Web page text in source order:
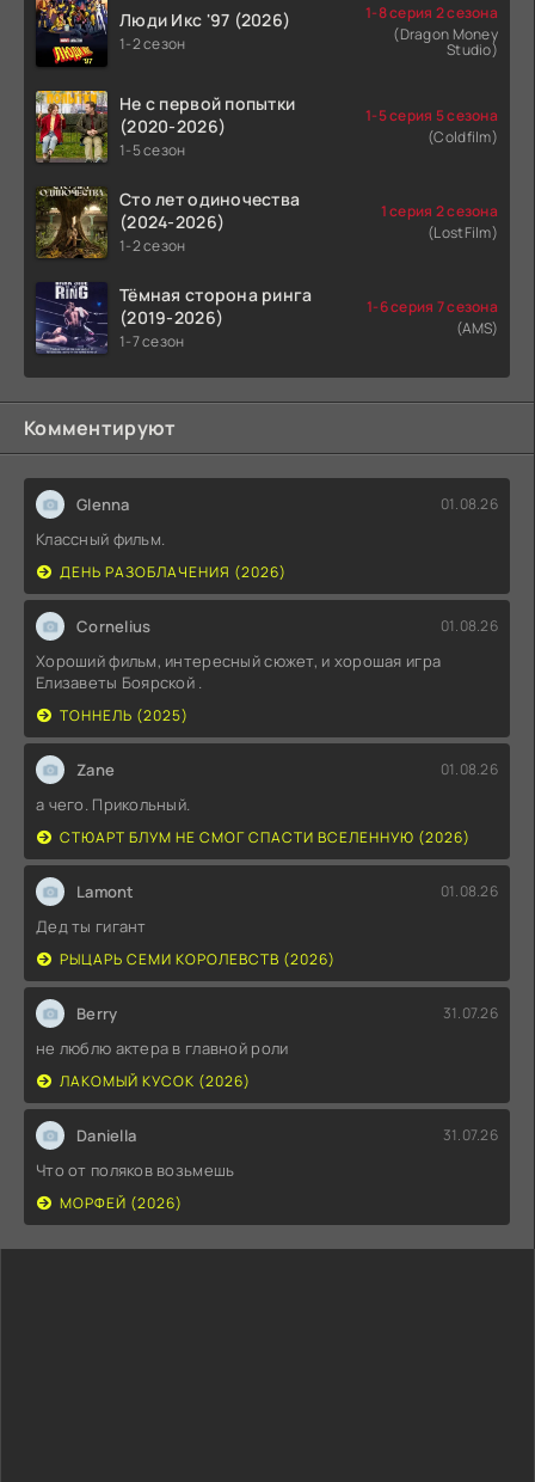
Люди Икс '97 (2026)
1-2 сезон
1-8 серия 2 сезона
(Dragon Money
Studio)
Не с первой попытки
(2020-2026)
1-5 сезон
1-5 серия 5 сезона
(Coldfilm)
Сто лет одиночества
(2024-2026)
1-2 сезон
1 серия 2 сезона
(LostFilm)
Тёмная сторона ринга
(2019-2026)
1-7 сезон
1-6 серия 7 сезона
(AMS)
Комментируют
Glenna 01.08.26
Классный фильм.
ДЕНЬ РАЗОБЛАЧЕНИЯ (2026)
Cornelius 01.08.26
Хороший фильм, интересный сюжет, и хорошая игра
Елизаветы Боярской .
ТОННЕЛЬ (2025)
Zane 01.08.26
а чего. Прикольный.
СТЮАРТ БЛУМ НЕ СМОГ СПАСТИ ВСЕЛЕННУЮ (2026)
Lamont 01.08.26
Дед ты гигант
РЫЦАРЬ СЕМИ КОРОЛЕВСТВ (2026)
Berry 31.07.26
не люблю актера в главной роли
ЛАКОМЫЙ КУСОК (2026)
Daniella 31.07.26
Что от поляков возьмешь
МОРФЕЙ (2026)